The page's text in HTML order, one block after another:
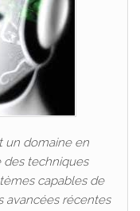
un domaine en
techniques
capables de
avancées récentes